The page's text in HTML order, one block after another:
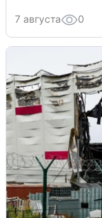
7 августа 0